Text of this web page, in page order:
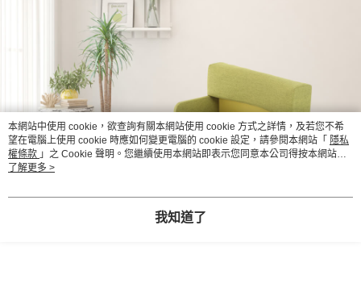
本網站中使用 cookie，欲查詢有關本網站使用 cookie 方式之詳情，及若您不希
望在電腦上使用 cookie 時應如何變更電腦的 cookie 設定，請參閱本網站「 隱私
權條款 」之 Cookie 聲明。您繼續使用本網站即表示您同意本公司得按本網站使
用條款之 Cookie 聲明使用 cookie。
了解更多 >
我知道了